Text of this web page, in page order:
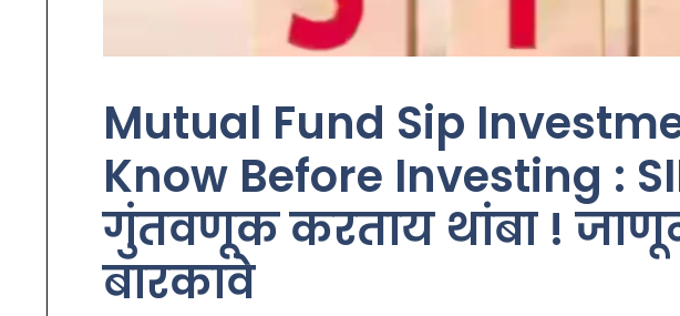
Mutual Fund Sip
Know Before Investing :
गुंतवणूक करताय थांबा !
बारकावे